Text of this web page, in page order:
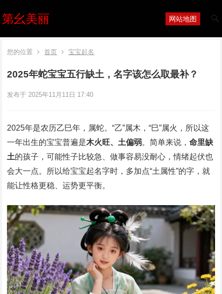
第幺美丽 网站地图
您的位置 首页 宝宝起名
2025年蛇宝宝五行缺土，名字该怎么取最补？
发布于 2025年11月11日 17:40
2025年是农历乙巳年，属蛇。“乙”属木，“巳”属火，所以这
一年出生的宝宝普遍是木火旺、土偏弱。简单来说，命里缺
土的孩子，可能性子比较急、做事容易没耐心，情绪起伏也
会大一点。所以给宝宝起名字时，多加点“土属性”的字，就
能让性格更稳、运势更平衡。